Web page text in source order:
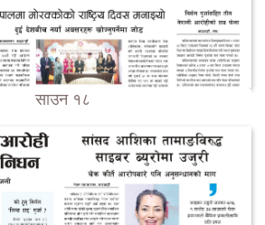
साउन १८